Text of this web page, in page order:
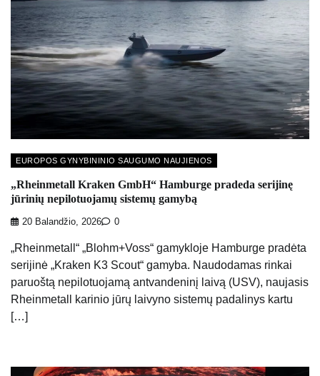
EUROPOS GYNYBININIO SAUGUMO NAUJIENOS
„Rheinmetall Kraken GmbH“ Hamburge pradeda serijinę
jūrinių nepilotuojamų sistemų gamybą
20 Balandžio, 2026 0
„Rheinmetall“ „Blohm+Voss“ gamykloje Hamburge pradėta
serijinė „Kraken K3 Scout“ gamyba. Naudodamas rinkai
paruoštą nepilotuojamą antvandeninį laivą (USV), naujasis
Rheinmetall karinio jūrų laivyno sistemų padalinys kartu
[…]